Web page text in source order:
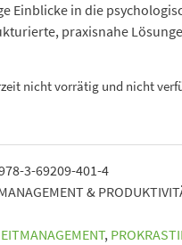
Einblicke in die
praxisnahe
nicht vorrätig und nicht
3-69209-401-4
&
,